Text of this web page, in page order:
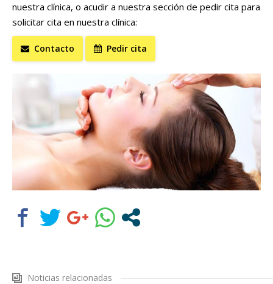
nuestra clínica, o acudir a nuestra sección de pedir cita para
solicitar cita en nuestra clínica:
Contacto Pedir cita
Noticias relacionadas